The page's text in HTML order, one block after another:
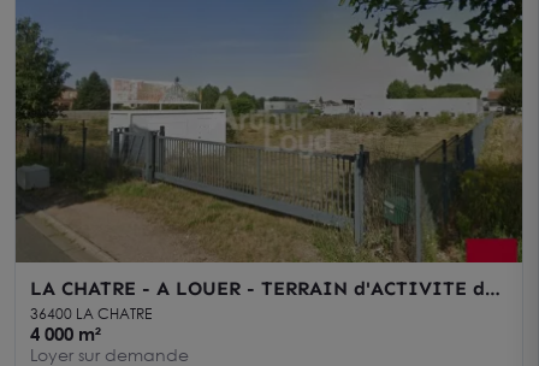
LA CHATRE - A LOUER - TERRAIN d'ACTIVITE de
4 000m² - 1848
36400 LA CHATRE
4 000 m²
Loyer sur demande